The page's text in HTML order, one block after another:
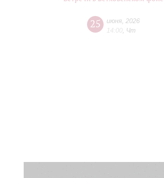
25 июня 2026
14:00 Чт